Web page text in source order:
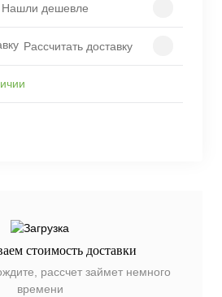
Нашли дешевле
Рассчитать доставку
стоимость доставки
рассчет займет немного
времени